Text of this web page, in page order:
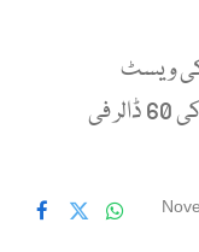
80.58 ، امریکی ویسٹ
ٹیکساس انٹرمیڈیٹ 75.54 ، روسی تیل کی 60 ڈالر فی